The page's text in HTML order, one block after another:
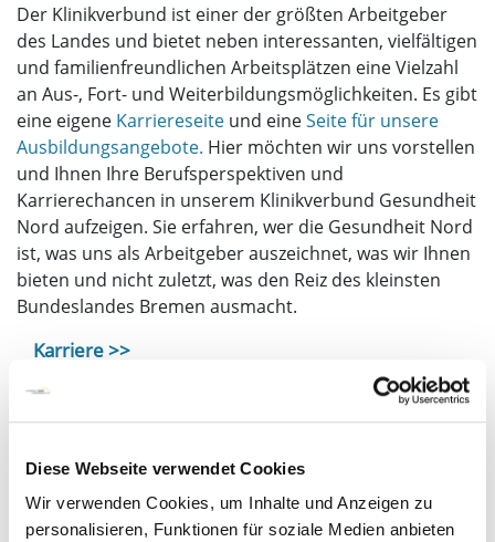
Diese Webseite verwendet Cookies
Wir verwenden Cookies, um Inhalte und Anzeigen zu
personalisieren, Funktionen für soziale Medien anbieten
Der Klinikverbund ist einer der größten Arbeitgeber
des Landes und bietet neben interessanten, vielfältigen
und familienfreundlichen Arbeitsplätzen eine Vielzahl
an Aus-, Fort- und Weiterbildungsmöglichkeiten. Es gibt
eine eigene Karriereseite und eineSeite für unsere
Ausbildungsangebote. Hier möchten wir uns vorstellen
und Ihnen Ihre Berufsperspektiven und
Karrierechancen in unserem Klinikverbund Gesundheit
Nord aufzeigen. Sie erfahren, wer die Gesundheit Nord
ist, was uns als Arbeitgeber auszeichnet, was wir Ihnen
bieten und nicht zuletzt, was den Reiz des kleinsten
Bundeslandes Bremen ausmacht.
Karriere >>
Ausbildung
Ausbildung zur Pflegefachfrau und -mann
Krankenpflegehilfe mit generalistischer